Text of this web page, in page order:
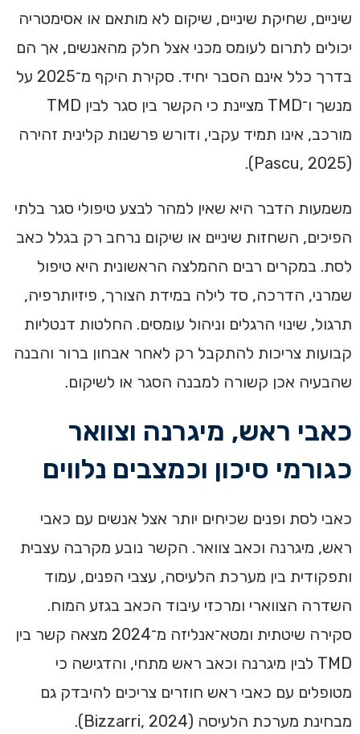
שיניים, שחיקת שיניים, שיקום לא מותאם או אסימטריה
יכולים לתרום לעומס מכני אצל חלק מהאנשים, אך הם
בדרך כלל אינם הסבר יחיד. סקירת היקף מ־2025 על
מנשך ו־TMD מציינת כי הקשר בין סגר לבין TMD
מורכב, אינו תמיד עקבי, ודורש פרשנות קלינית זהירה
(Pascu, 2025).
משמעות הדבר היא שאין למהר לבצע טיפולי סגר בלתי
הפיכים, השחזות שיניים או שיקום נרחב רק בגלל כאב
לסת. במקרים רבים ההמלצה הראשונית היא טיפול
שמרני, הדרכה, סד לילה במידת הצורך, פיזיותרפיה,
תרגול, שינוי הרגלים וניהול עומסים. החלטות דנטליות
קבועות צריכות להתקבל רק לאחר אבחון ברור והבנה
שהבעיה אכן קשורה למבנה הסגר או לשיקום.
כאבי ראש, מיגרנה וצוואר
כגורמי סיכון וכמצבים נלווים
כאבי לסת ופנים שכיחים יותר אצל אנשים עם כאבי
ראש, מיגרנה וכאב צוואר. הקשר נובע מקרבה עצבית
ותפקודית בין מערכת הלעיסה, עצבי הפנים, עמוד
השדרה הצווארי ומרכזי עיבוד הכאב בגזע המוח.
סקירה שיטתית ומטא־אנליזה מ־2024 מצאה קשר בין
TMD לבין מיגרנה וכאב ראש מתחי, והדגישה כי
מטופלים עם כאבי ראש חוזרים צריכים להיבדק גם
מבחינת מערכת הלעיסה (Bizzarri, 2024).